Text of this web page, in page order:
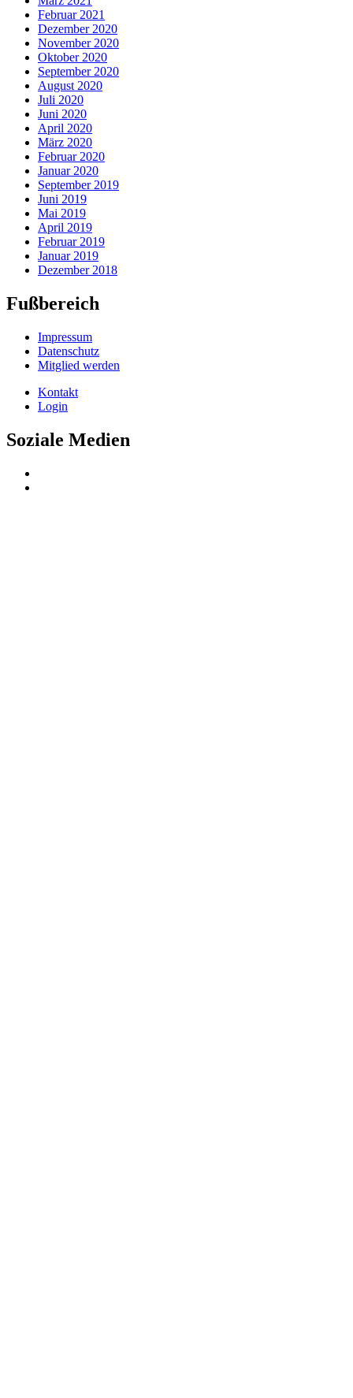
Februar 2021
Dezember 2020
November 2020
Oktober 2020
September 2020
August 2020
Juli 2020
Juni 2020
April 2020
März 2020
Februar 2020
Januar 2020
September 2019
Juni 2019
Mai 2019
April 2019
Februar 2019
Januar 2019
Dezember 2018
Fußbereich
Impressum
Datenschutz
Mitglied werden
Kontakt
Login
Soziale Medien